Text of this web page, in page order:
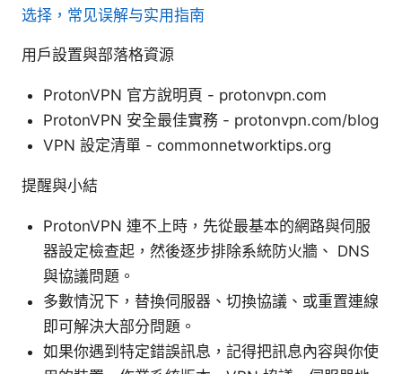
选择，常见误解与实用指南
用戶設置與部落格資源
ProtonVPN 官方說明頁 - protonvpn.com
ProtonVPN 安全最佳實務 - protonvpn.com/blog
VPN 設定清單 - commonnetworktips.org
提醒與小結
ProtonVPN 連不上時，先從最基本的網路與伺服
器設定檢查起，然後逐步排除系統防火牆、 DNS
與協議問題。
多數情況下，替換伺服器、切換協議、或重置連線
即可解決大部分問題。
如果你遇到特定錯誤訊息，記得把訊息內容與你使